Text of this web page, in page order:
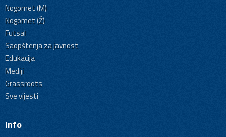
Nogomet (M)
Nogomet (Ž)
Futsal
Saopštenja za javnost
Edukacija
Mediji
Grassroots
Sve vijesti
Info